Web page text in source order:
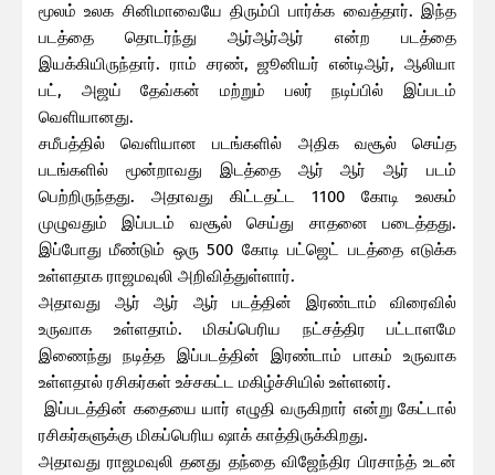
மூலம் உலக சினிமாவையே திரும்பி பார்க்க வைத்தார். இந்த
படத்தை தொடர்ந்து ஆர்ஆர்ஆர் என்ற படத்தை
இயக்கியிருந்தார். ராம் சரண், ஜூனியர் என்டிஆர், ஆலியா
பட், அஜய் தேவ்கன் மற்றும் பலர் நடிப்பில் இப்படம்
வெளியானது.
சமீபத்தில் வெளியான படங்களில் அதிக வசூல் செய்த
படங்களில் மூன்றாவது இடத்தை ஆர் ஆர் ஆர் படம்
பெற்றிருந்தது. அதாவது கிட்டதட்ட 1100 கோடி உலகம்
முழுவதும் இப்படம் வசூல் செய்து சாதனை படைத்தது.
இப்போது மீண்டும் ஒரு 500 கோடி பட்ஜெட் படத்தை எடுக்க
உள்ளதாக ராஜமவுலி அறிவித்துள்ளார்.
அதாவது ஆர் ஆர் ஆர் படத்தின் இரண்டாம் விரைவில்
உருவாக உள்ளதாம். மிகப்பெரிய நட்சத்திர பட்டாளமே
இணைந்து நடித்த இப்படத்தின் இரண்டாம் பாகம் உருவாக
உள்ளதால் ரசிகர்கள் உச்சகட்ட மகிழ்ச்சியில் உள்ளனர்.
இப்படத்தின் கதையை யார் எழுதி வருகிறார் என்று கேட்டால்
ரசிகர்களுக்கு மிகப்பெரிய ஷாக் காத்திருக்கிறது.
அதாவது ராஜமவுலி தனது தந்தை விஜேந்திர பிரசாந்த் உடன்